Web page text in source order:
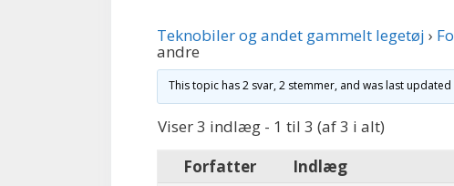
Teknobiler og andet gammelt legetøj ›
andre
This topic has 2 svar, 2 stemmer, and was last updated
Viser 3 indlæg - 1 til 3 (af 3 i alt)
Forfatter
Indlæg